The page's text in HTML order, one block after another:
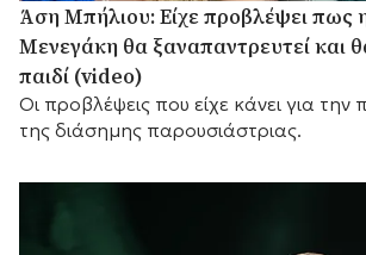
Άση Μπήλιου: Είχε προβλέψει πως
Μενεγάκη θα ξαναπαντρευτεί και
παιδί (video)
Οι προβλέψεις που είχε κάνει για
της διάσημης παρουσιάστριας.